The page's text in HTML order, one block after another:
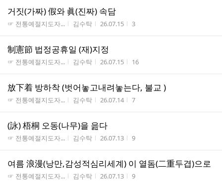
거짓(가짜) 假와 眞(진짜) 속담
게시판명
☞ 전통예절지도자... 작성자
김수탁 작성시간
26.07.15 조회수
3
制憲節 법정공휴일 (재)지정
게시판명
☞ 전통예절지도자... 작성자
김수탁 작성시간
26.07.15 조회수
16
放下着 방하착 (벗어놓고내려놓는다, 불교 )
게시판명
☞ 전통예절지도자... 작성자
김수탁 작성시간
26.07.14 조회수
7
(詠) 梧桐 오동(나무)을 읊다
게시판명
☞ 전통예절지도자... 작성자
김수탁 작성시간
26.07.13 조회수
9
여름 浪漫(낭만,감성적심리세계) 이 열돔(二重두겹)으로
게시판명
☞ 전통예절지도자... 작성자
김수탁 작성시간
26.07.13 조회수
9